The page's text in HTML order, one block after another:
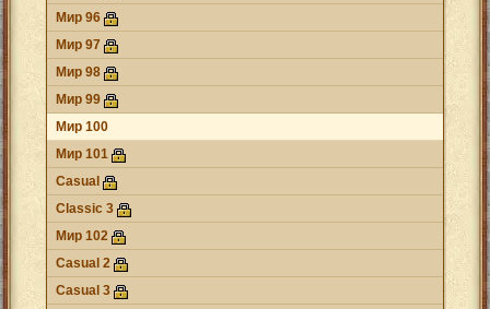
Мир 96
Мир 97
Мир 98
Мир 99
Мир 100
Мир 101
Casual
Classic 3
Мир 102
Casual 2
Casual 3